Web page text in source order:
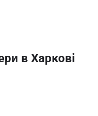
в Харкові